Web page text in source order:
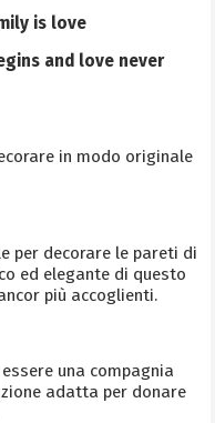
is love
and love never
in modo originale
per decorare le pareti di
ed elegante di questo
più accoglienti.
una compagnia
adatta per donare